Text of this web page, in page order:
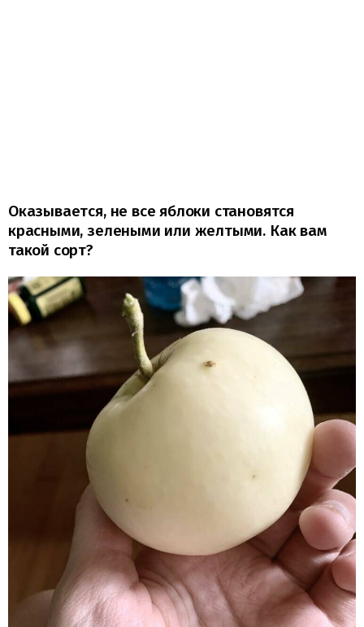
Оказывается, не все яблоки становятся
красными, зелеными или желтыми. Как вам
такой сорт?